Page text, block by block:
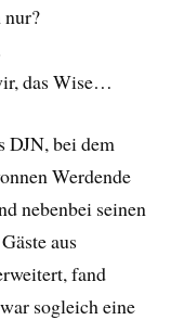
das Wise…
DJN, bei dem
Werdende
nebenbei seinen
aus
fand
sogleich eine